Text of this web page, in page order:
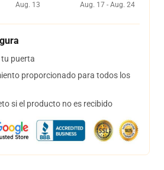
Aug. 13
Aug. 17 - Aug. 24
puerta
proporcionado para todos los
si el producto no es recibido